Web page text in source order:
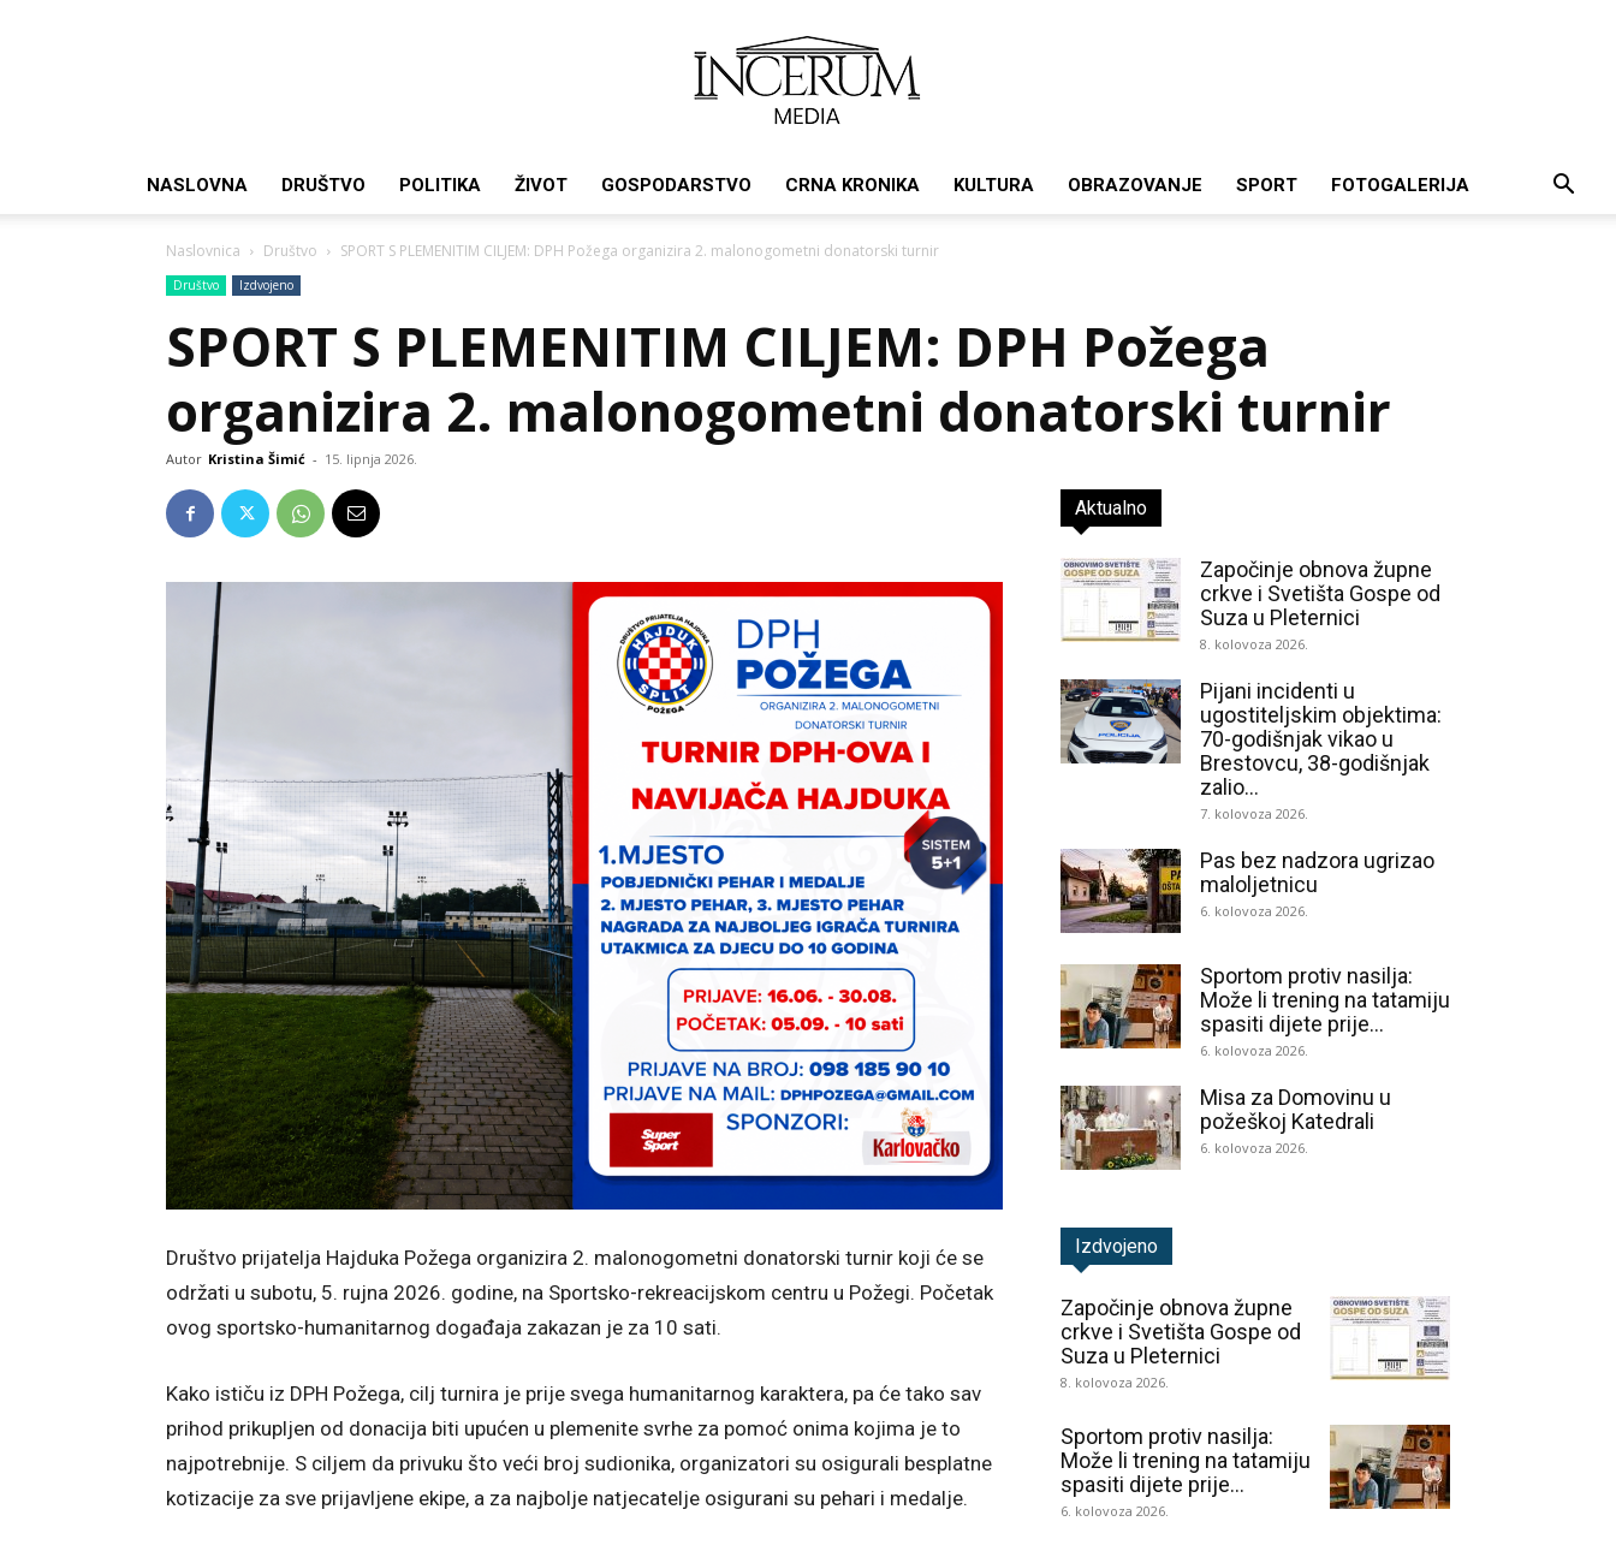
media
NASLOVNA DRUŠTVO POLITIKA ŽIVOT GOSPODARSTVO CRNA KRONIKA KULTURA OBRAZOVANJE SPORT FOTOGALERIJA
Naslovnica Društvo SPORT S PLEMENITIM CILJEM: DPH Požega organizira 2. malonogometni donatorski turnir
Društvo Izdvojeno
SPORT S PLEMENITIM CILJEM: DPH Požega
organizira 2. malonogometni donatorski turnir
Autor Kristina Šimić - 15. lipnja 2026.
Društvo prijatelja Hajduka Požega organizira 2. malonogometni donatorski turnir koji će se
održati u subotu, 5. rujna 2026. godine, na Sportsko-rekreacijskom centru u Požegi. Početak
ovog sportsko-humanitarnog događaja zakazan je za 10 sati.
Kako ističu iz DPH Požega, cilj turnira je prije svega humanitarnog karaktera, pa će tako sav
prihod prikupljen od donacija biti upućen u plemenite svrhe za pomoć onima kojima je to
najpotrebnije. S ciljem da privuku što veći broj sudionika, organizatori su osigurali besplatne
kotizacije za sve prijavljene ekipe, a za najbolje natjecatelje osigurani su pehari i medalje.
Aktualno
Započinje obnova župne
crkve i Svetišta Gospe od
Suza u Pleternici
8. kolovoza 2026.
Pijani incidenti u
ugostiteljskim objektima:
70-godišnjak vikao u
Brestovcu, 38-godišnjak
zalio...
7. kolovoza 2026.
Pas bez nadzora ugrizao
maloljetnicu
6. kolovoza 2026.
Sportom protiv nasilja:
Može li trening na tatamiju
spasiti dijete prije...
6. kolovoza 2026.
Misa za Domovinu u
požeškoj Katedrali
6. kolovoza 2026.
Izdvojeno
Započinje obnova župne
crkve i Svetišta Gospe od
Suza u Pleternici
8. kolovoza 2026.
Sportom protiv nasilja:
Može li trening na tatamiju
spasiti dijete prije...
6. kolovoza 2026.